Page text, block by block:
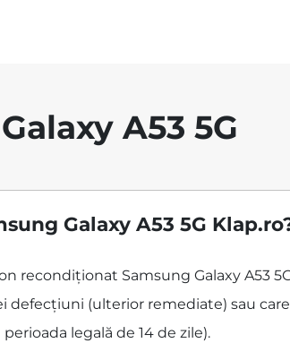
A53 5G
Galaxy A53 5G
recondiționat Samsung Galaxy A53
defecțiuni (ulterior remediate) sau
legală de 14 de zile).